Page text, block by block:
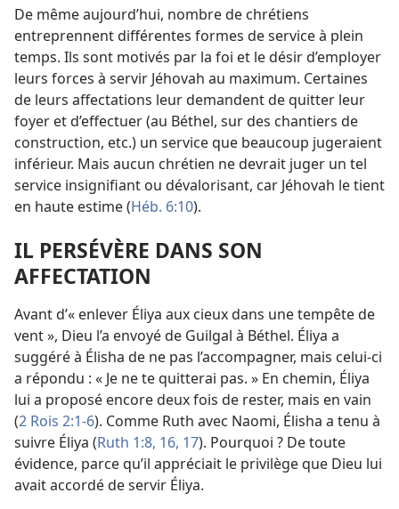
De même aujourd’hui, nombre de chrétiens
entreprennent différentes formes de service à plein
temps. Ils sont motivés par la foi et le désir d’employer
leurs forces à servir Jéhovah au maximum. Certaines
de leurs affectations leur demandent de quitter leur
foyer et d’effectuer (au Béthel, sur des chantiers de
construction, etc.) un service que beaucoup jugeraient
inférieur. Mais aucun chrétien ne devrait juger un tel
service insignifiant ou dévalorisant, car Jéhovah le tient
en haute estime (Héb. 6:10).
IL PERSÉVÈRE DANS SON
AFFECTATION
Avant d’« enlever Éliya aux cieux dans une tempête de
vent », Dieu l’a envoyé de Guilgal à Béthel. Éliya a
suggéré à Élisha de ne pas l’accompagner, mais celui-ci
a répondu : « Je ne te quitterai pas. » En chemin, Éliya
lui a proposé encore deux fois de rester, mais en vain
(2 Rois 2:1-6). Comme Ruth avec Naomi, Élisha a tenu à
suivre Éliya (Ruth 1:8, 16, 17). Pourquoi ? De toute
évidence, parce qu’il appréciait le privilège que Dieu lui
avait accordé de servir Éliya.